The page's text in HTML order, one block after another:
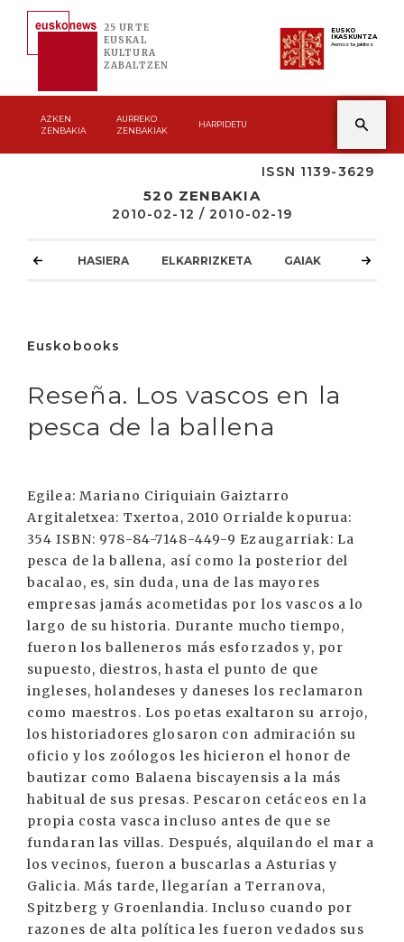
25 URTE
EUSKAL
KULTURA
ZABALTZEN
EUSKO
IKASKUNTZA
Asmoz ta jakitez
AZKEN
ZENBAKIA
AURREKO
ZENBAKIAK
HARPIDETU
ISSN 1139-3629
520 ZENBAKIA
2010-02-12 / 2010-02-19
HASIERA ELKARRIZKETA GAIAK
Euskobooks
Reseña. Los vascos en la
pesca de la ballena
Egilea: Mariano Ciriquiain Gaiztarro
Argitaletxea: Txertoa, 2010 Orrialde kopurua:
354 ISBN: 978-84-7148-449-9 Ezaugarriak: La
pesca de la ballena, así como la posterior del
bacalao, es, sin duda, una de las mayores
empresas jamás acometidas por los vascos a lo
largo de su historia. Durante mucho tiempo,
fueron los balleneros más esforzados y, por
supuesto, diestros, hasta el punto de que
ingleses, holandeses y daneses los reclamaron
como maestros. Los poetas exaltaron su arrojo,
los historiadores glosaron con admiración su
oficio y los zoólogos les hicieron el honor de
bautizar como Balaena biscayensis a la más
habitual de sus presas. Pescaron cetáceos en la
propia costa vasca incluso antes de que se
fundaran las villas. Después, alquilando el mar a
los vecinos, fueron a buscarlas a Asturias y
Galicia. Más tarde, llegarían a Terranova,
Spitzberg y Groenlandia. Incluso cuando por
razones de alta política les fueron vedados sus